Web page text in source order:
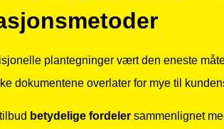
plantegninger vært den eneste
dokumentene overlater for mye til
betydelige fordeler sammenlignet